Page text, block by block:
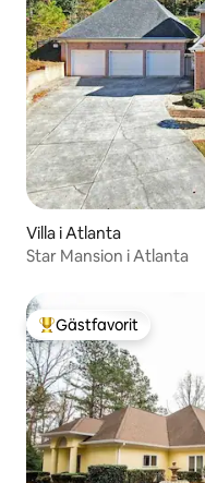
Villa i Atlanta
Star Mansion i Atlanta
Populär gästfavorit
Gästfavorit